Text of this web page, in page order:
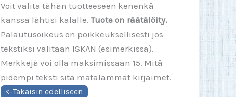
Voit valita tähän tuotteeseen kenenkä
kanssa lähtisi kalalle. Tuote on räätälöity.
Palautusoikeus on poikkeuksellisesti jos
tekstiksi valitaan ISKÄN (esimerkissä).
Merkkejä voi olla maksimissaan 15. Mitä
pidempi teksti sitä matalammat kirjaimet.